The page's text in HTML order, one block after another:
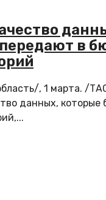
в
, 1 марта. /
данных, которые